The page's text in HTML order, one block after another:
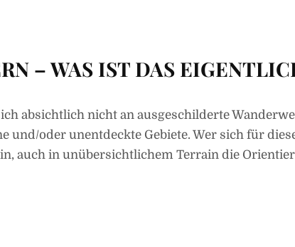
– WAS IST DAS
absichtlich nicht an ausgeschilderte
und/oder unentdeckte Gebiete. Wer sich für
auch in unübersichtlichem Terrain die